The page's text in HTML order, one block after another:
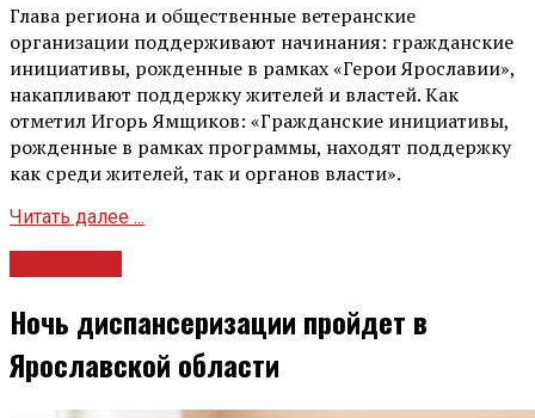
Глава региона и общественные ветеранские
организации поддерживают начинания: гражданские
инициативы, рожденные в рамках «Герои Ярославии»,
накапливают поддержку жителей и властей. Как
отметил Игорь Ямщиков: «Гражданские инициативы,
рожденные в рамках программы, находят поддержку
как среди жителей, так и органов власти».
Читать далее ...
Ночь диспансеризации пройдет в
Ярославской области